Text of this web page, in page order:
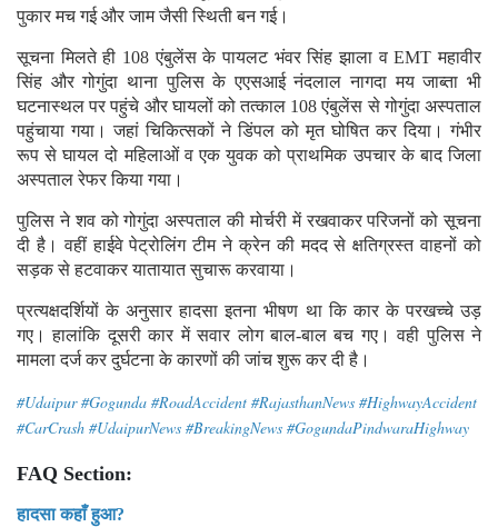
पुकार मच गई और जाम जैसी स्थिती बन गई।
सूचना मिलते ही 108 एंबुलेंस के पायलट भंवर सिंह झाला व EMT महावीर
सिंह और गोगुंदा थाना पुलिस के एएसआई नंदलाल नागदा मय जाब्ता भी
घटनास्थल पर पहुंचे और घायलों को तत्काल 108 एंबुलेंस से गोगुंदा अस्पताल
पहुंचाया गया। जहां चिकित्सकों ने डिंपल को मृत घोषित कर दिया। गंभीर
रूप से घायल दो महिलाओं व एक युवक को प्राथमिक उपचार के बाद जिला
अस्पताल रेफर किया गया।
पुलिस ने शव को गोगुंदा अस्पताल की मोर्चरी में रखवाकर परिजनों को सूचना
दी है। वहीं हाईवे पेट्रोलिंग टीम ने क्रेन की मदद से क्षतिग्रस्त वाहनों को
सड़क से हटवाकर यातायात सुचारू करवाया।
प्रत्यक्षदर्शियों के अनुसार हादसा इतना भीषण था कि कार के परखच्चे उड़
गए। हालांकि दूसरी कार में सवार लोग बाल-बाल बच गए। वही पुलिस ने
मामला दर्ज कर दुर्घटना के कारणों की जांच शुरू कर दी है।
#Udaipur #Gogunda #RoadAccident #RajasthanNews #HighwayAccident
#CarCrash #UdaipurNews #BreakingNews #GogundaPindwaraHighway
FAQ Section:
हादसा कहाँ हुआ?